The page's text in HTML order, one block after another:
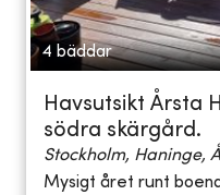
4 bäddar
Havsutsikt Årsta
södra skärgård.
Stockholm, Haninge,
Mysigt året runt